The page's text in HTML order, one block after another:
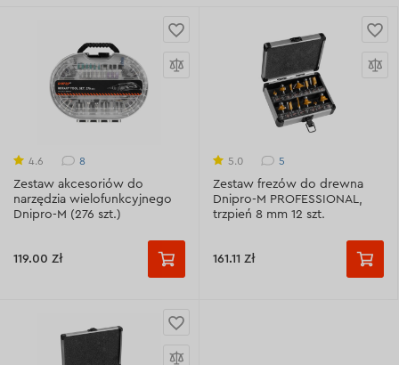
4.6 8
Zestaw akcesoriów do
narzędzia wielofunkcyjnego
Dnipro-M (276 szt.)
119.00 Zł
5.0 5
Zestaw frezów do drewna
Dnipro-M PROFESSIONAL,
trzpień 8 mm 12 szt.
161.11 Zł